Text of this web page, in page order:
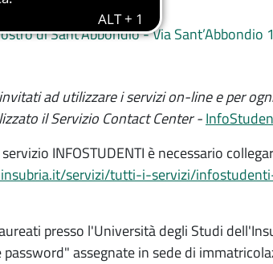
di Sant'Abbondio - Via Sant’Abbondio
ad utilizzare i servizi on-line e per
il Servizio Contact Center -
INFOSTUDENTI è necessario
servizi/tutti-i-servizi/
presso l'Università degli Studi
assegnate in sede di